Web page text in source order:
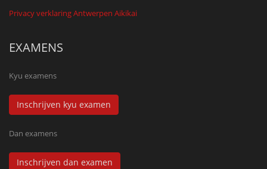
Privacy verklaring Antwerpen Aikikai
EXAMENS
Kyu examens
Inschrijven kyu examen
Dan examens
Inschrijven dan examen